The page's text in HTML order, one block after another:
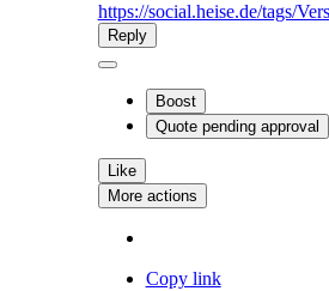
https://social.heise.de/tags/
Reply
Boost
Quote pending approval
Like
More actions
Copy link